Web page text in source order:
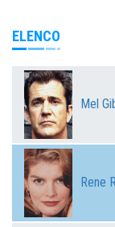
ELENCO
Mel
Rene